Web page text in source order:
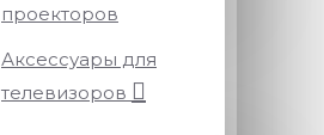
проекторов
Аксессуары для
телевизоров